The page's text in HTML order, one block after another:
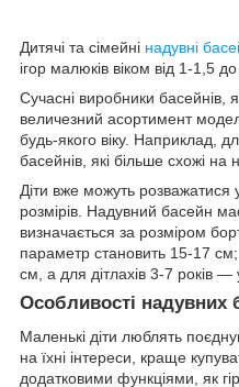
Дитячі та сімейні надувні
ігор малюків віком від 1-1,5 до
Сучасні виробники басейнів,
величезний асортимент
будь-якого віку. Наприклад,
басейнів, які більше схожі на
Діти вже можуть розважатися
розмірів. Надувний басейн
визначається за розміром
параметр становить 15-17
см, а для дітлахів 3-7 років
Особливості надувних
Маленькі діти люблять
на їхні інтереси, краще
додатковими функціями, як